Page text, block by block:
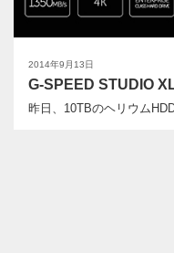
2014年9月13日
G-SPEED STUDIO
昨日、10TBのヘリウム